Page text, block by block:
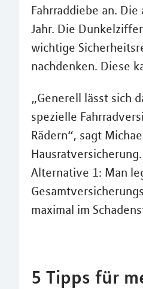
Fahrraddiebe an.
Jahr. Die
wichtige
nachdenken. Diese
„Generell lässt sich
spezielle
Rädern“, sagt
Alternative 1: Man
maximal im
5 Tipps für